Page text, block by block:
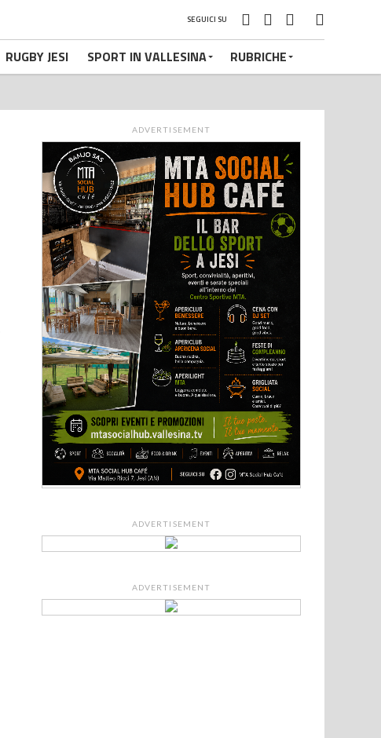
SEGUICI SU
RUGBY JESI SPORT IN VALLESINA RUBRICHE
ADVERTISEMENT
ADVERTISEMENT
ADVERTISEMENT